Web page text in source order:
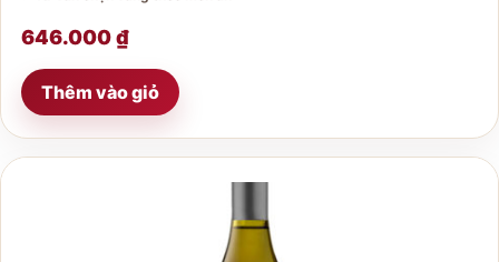
646.000₫
Thêm vào giỏ